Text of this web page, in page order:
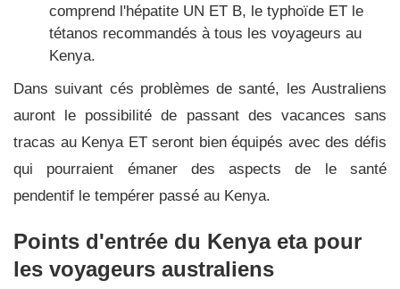
comprend l'hépatite UN ET B, le typhoïde ET le
tétanos recommandés à tous les voyageurs au
Kenya.
Dans suivant cés problèmes de santé, les Australiens
auront le possibilité de passant des vacances sans
tracas au Kenya ET seront bien équipés avec des défis
qui pourraient émaner des aspects de le santé
pendentif le tempérer passé au Kenya.
Points d'entrée du Kenya eta pour
les voyageurs australiens